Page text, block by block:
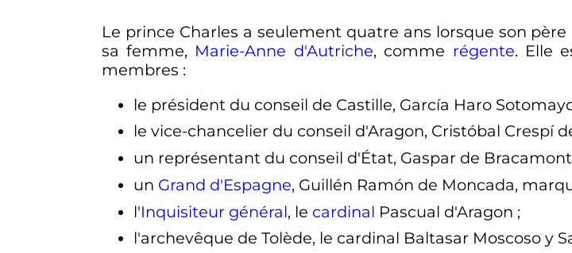
Le prince Charles a seulement quatre ans lorsque son
sa femme, Marie-Anne d'Autriche, comme régente. Elle
membres :
le président du conseil de Castille, García Haro
le vice-chancelier du conseil d'Aragon, Cristóbal Crespí
un représentant du conseil d'État, Gaspar de
un Grand d'Espagne, Guillén Ramón de Moncada,
l'Inquisiteur général, le cardinal Pascual d'Aragon ;
l'archevêque de Tolède, le cardinal Baltasar Moscoso y